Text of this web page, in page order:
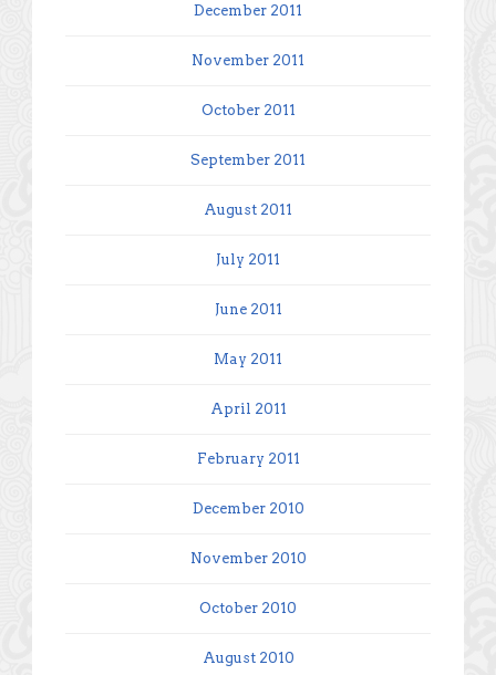
December 2011
November 2011
October 2011
September 2011
August 2011
July 2011
June 2011
May 2011
April 2011
February 2011
December 2010
November 2010
October 2010
August 2010